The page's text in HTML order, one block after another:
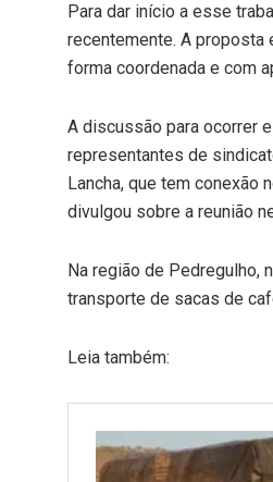
Para dar início a esse
recentemente. A proposta
forma coordenada e com
A discussão para ocorrer
representantes de
Lancha, que tem conexão
divulgou sobre a reunião
Na região de Pedregulho,
transporte de sacas de
Leia também: